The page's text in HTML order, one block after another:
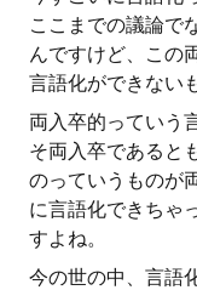
ここまでの議論で
んですけど、この
言語化ができない
両入卒的っていう
そ両入卒であると
のっていうものが
に言語化できちゃ
すよね。
今の世の中、言語